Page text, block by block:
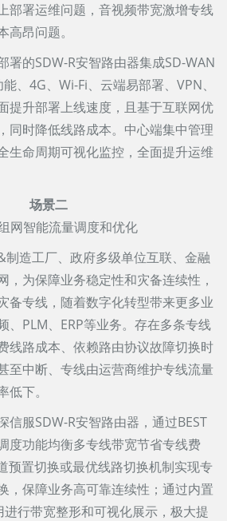
部署运维问题，音视频带宽激增专线
昂问题。
署的SDW-R安智路由器集成SD-WAN
、4G、Wi-Fi、云端易部署、VPN、
提升部署上线速度，且基于互联网优
同时降低线路成本。中心端集中管理
生命周期可视化监控，全面提升运维
场景二
网智能流量调度和优化
制造工厂、政府多级单位互联、金融
，为保障业务稳定性和灾备连续性，
备专线，随着数字化转型带来更多业
、PLM、ERP等业务。存在多条专线
线路成本、依赖路由协议故障切换时
至中断、专线由运营商维护专线流量
下。
信服SDW-R安智路由器，通过BEST
度功能均衡多专线带宽节省专线费
预置切换或最优线路切换机制实现专
，保障业务高可靠连续性；通过内置
行带宽整形和可视化展示，极大提